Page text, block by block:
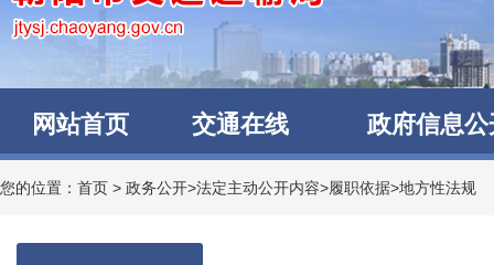
网站首页 交通在线 政府信息公
您的位置： 首页 > 政务公开>法定主动公开内容>履职依据>地方性法规